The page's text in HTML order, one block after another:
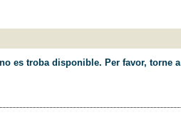
es troba disponible. Per favor, torne a